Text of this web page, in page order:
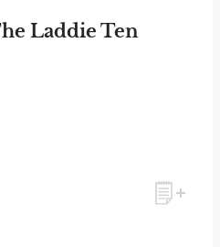
Laddie Ten